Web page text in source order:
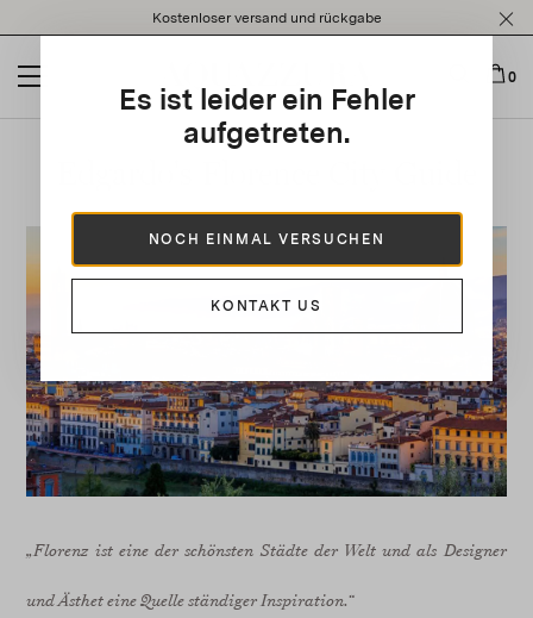
note:
website
an
Kostenloser versand und rückgabe
0
Es ist leider ein Fehler
aufgetreten.
NOCH EINMAL VERSUCHEN
KONTAKT US
„Florenz ist eine der schönsten Städte der Welt und als Designer
und Ästhet eine Quelle ständiger Inspiration.“